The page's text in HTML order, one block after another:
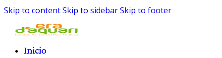
Skip to contentSkip to sidebarSkip to footer
Inicio